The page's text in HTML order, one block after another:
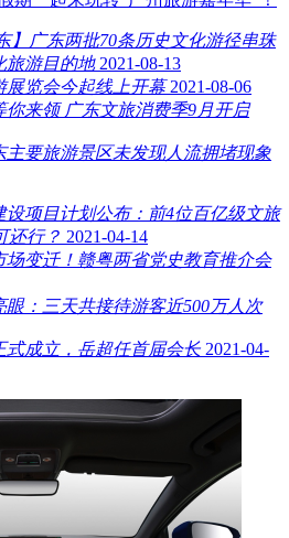
】广东两批70条历史文化游径串珠
旅游目的地 2021-08-13
展览会今起线上开幕 2021-08-06
你来领 广东文旅消费季9月开启
主要旅游景区未发现人流拥堵现象
设项目计划公布：前4位百亿级文旅
还行？ 2021-04-14
场变迁！赣粤两省党史教育推介会
眼：三天共接待游客近500万人次
式成立，岳超任首届会长 2021-04-